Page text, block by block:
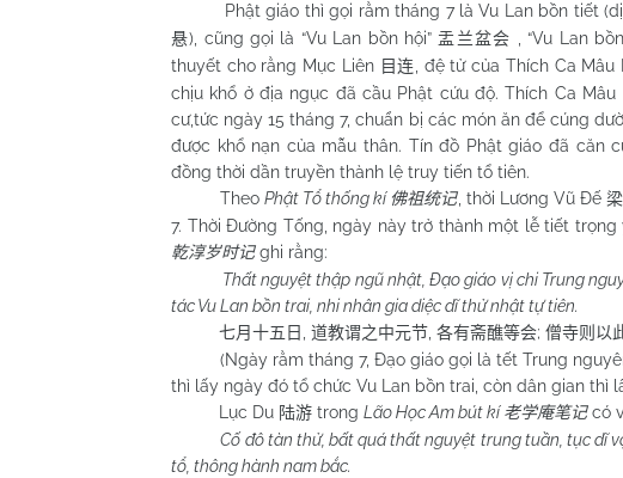
Phật giáo thì gọi rằm tháng 7 là Vu Lan bồn tiết
悬), cũng gọi là “Vu Lan bồn hội” 盂兰盆会 , “Vu Lan
thuyết cho rằng Mục Liên 目连 , đệ tử của Thích Ca Mâu
chịu khổ ở địa ngục đã cầu Phật cứu độ. Thích Ca
cư,tức ngày 15 tháng 7, chuẩn bị các món ăn để cúng
được khổ nạn của mẫu thân. Tín đồ Phật giáo đã căn
đồng thời dần truyền thành lệ truy tiến tổ tiên.
Theo Phật Tổ thống kí 佛祖统记, thời Lương Vũ Đế
7. Thời Đường Tống, ngày này trở thành một lễ tiết
乾淳岁时记ghi rằng:
Thất nguyệt thập ngũ nhật, Đạo giáo vị chi Trung
tác Vu Lan bồn trai, nhi nhân gia diệc dĩ thử nhật tự tiên.
七月十五日 道教谓之中元节 各有斋醮等会; 僧寺则以
(Ngày rằm tháng 7, Đạo giáo gọi là tết Trung
thì lấy ngày đó tổ chức Vu Lan bồn trai, còn dân gian thì
Lục Du 陆游 trong Lão Học Am bút kí 老学庵笔记có
Cố đô tàn thử, bất quá thất nguyệt trung tuần, tục dĩ
tổ, thông hành nam bắc.